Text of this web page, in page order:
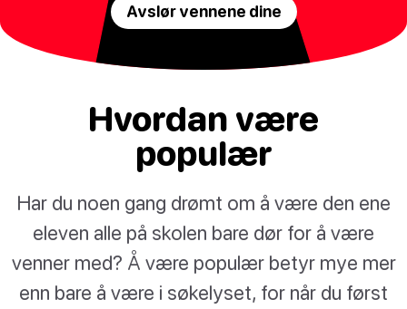
Avslør vennene dine
Hvordan være
populær
Har du noen gang drømt om å være den ene
eleven alle på skolen bare dør for å være
venner med? Å være populær betyr mye mer
enn bare å være i søkelyset, for når du først